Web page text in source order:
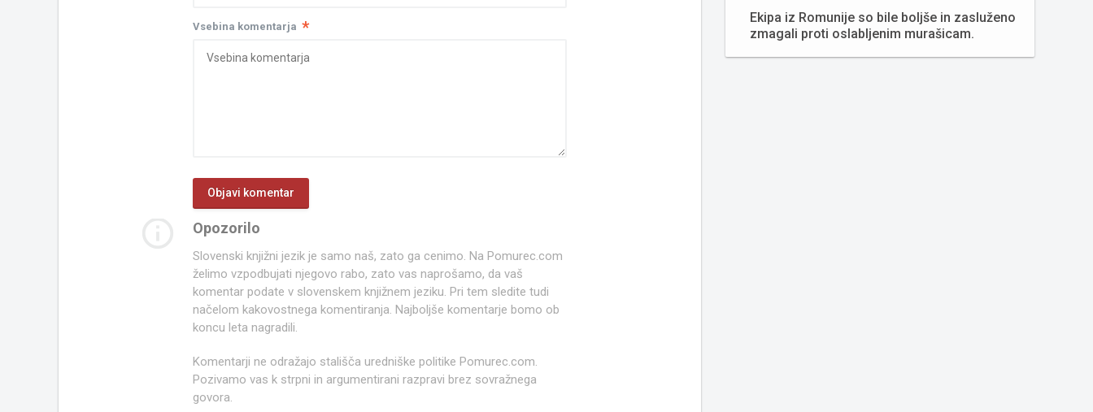
Vsebina komentarja *
Opozorilo
Slovenski knjižni jezik je samo naš, zato ga cenimo. Na Pomurec.com
želimo vzpodbujati njegovo rabo, zato vas naprošamo, da vaš
komentar podate v slovenskem knjižnem jeziku. Pri tem sledite tudi
načelom kakovostnega komentiranja. Najboljše komentarje bomo ob
koncu leta nagradili.
Komentarji ne odražajo stališča uredniške politike Pomurec.com.
Pozivamo vas k strpni in argumentirani razpravi brez sovražnega
govora.
Ekipa iz Romunije so bile boljše in zasluženo
zmagali proti oslabljenim murašicam.